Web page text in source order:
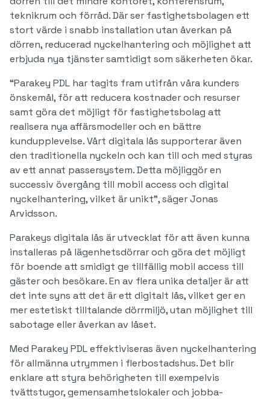
teknikrum och förråd. Där ser fastighetsbolagen ett
stort värde i snabb installation utan åverkan på
dörren, reducerad nyckelhantering och möjlighet att
erbjuda nya tjänster samtidigt som säkerheten ökar.
“Parakey PDL har tagits fram utifrån våra kunders
önskemål, för att reducera kostnader och resurser
samt göra det möjligt för fastighetsbolag att
realisera nya affärsmodeller och en bättre
kundupplevelse. Vårt digitala lås supporterar även
den traditionella nyckeln och kan till och med styras
av ett annat passersystem. Detta möjliggör en
successiv övergång till mobil access och digital
nyckelhantering, vilket är unikt”, säger Jonas
Arvidsson.
Parakeys digitala lås är utvecklat för att även kunna
installeras på lägenhetsdörrar och göra det möjligt
för boende att smidigt ge tillfällig mobil access till
gäster och besökare. En av flera unika detaljer är att
det inte syns att det är ett digitalt lås, vilket ger en
mer estetiskt tilltalande dörrmiljö, utan möjlighet till
sabotage eller åverkan av låset.
Med Parakey PDL effektiviseras även nyckelhantering
för allmänna utrymmen i flerbostadshus. Det blir
enklare att styra behörigheten till exempelvis
tvättstugor, gemensamhetslokaler och jobba-